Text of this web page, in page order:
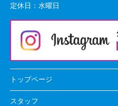
定休日： 水曜日
トップページ
スタッフ